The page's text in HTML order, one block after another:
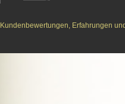
Kundenbewertungen, Erfahrungen